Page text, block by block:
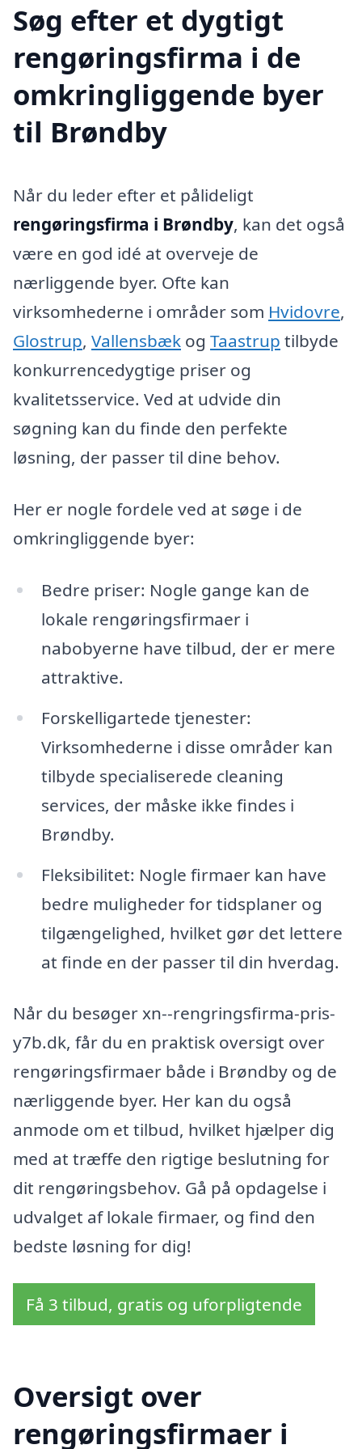
Søg efter et dygtigt
rengøringsfirma i de
omkringliggende byer
til Brøndby
Når du leder efter et pålideligt
rengøringsfirma i Brøndby, kan det også
være en god idé at overveje de
nærliggende byer. Ofte kan
virksomhederne i områder som Hvidovre,
Glostrup, Vallensbæk og Taastrup tilbyde
konkurrencedygtige priser og
kvalitetsservice. Ved at udvide din
søgning kan du finde den perfekte
løsning, der passer til dine behov.
Her er nogle fordele ved at søge i de
omkringliggende byer:
Bedre priser: Nogle gange kan de
lokale rengøringsfirmaer i
nabobyerne have tilbud, der er mere
attraktive.
Forskelligartede tjenester:
Virksomhederne i disse områder kan
tilbyde specialiserede cleaning
services, der måske ikke findes i
Brøndby.
Fleksibilitet: Nogle firmaer kan have
bedre muligheder for tidsplaner og
tilgængelighed, hvilket gør det lettere
at finde en der passer til din hverdag.
Når du besøger xn--rengringsfirma-pris-
y7b.dk, får du en praktisk oversigt over
rengøringsfirmaer både i Brøndby og de
nærliggende byer. Her kan du også
anmode om et tilbud, hvilket hjælper dig
med at træffe den rigtige beslutning for
dit rengøringsbehov. Gå på opdagelse i
udvalget af lokale firmaer, og find den
bedste løsning for dig!
Få 3 tilbud, gratis og uforpligtende
Oversigt over
rengøringsfirmaer i